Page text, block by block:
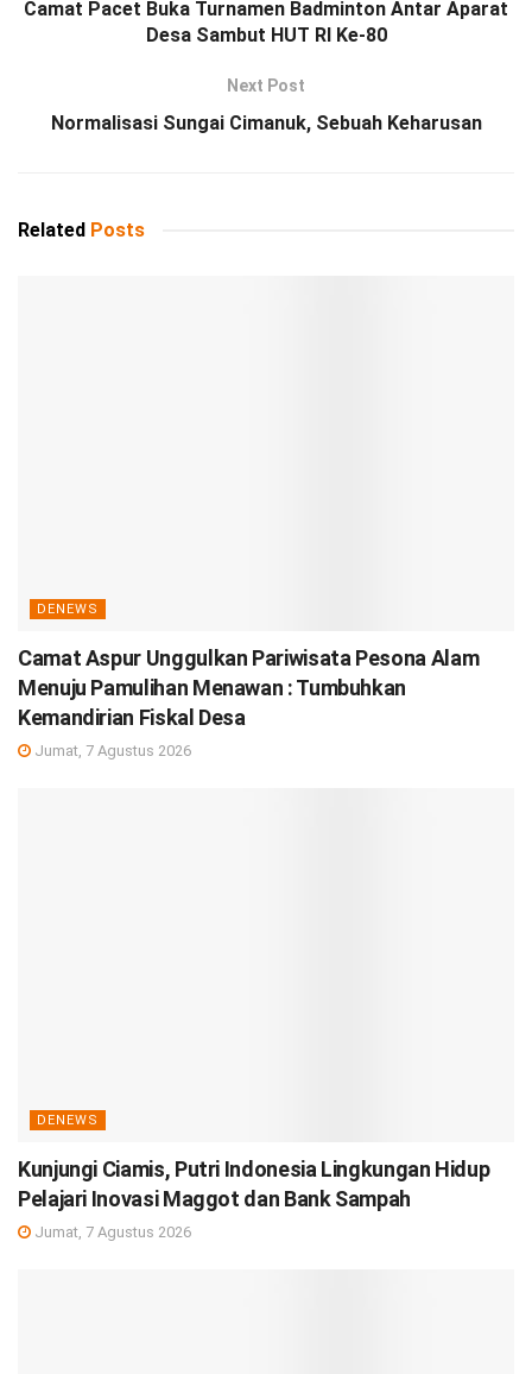
Camat Pacet Buka Turnamen Badminton Antar Aparat
Desa Sambut HUT RI Ke-80
Next Post
Normalisasi Sungai Cimanuk, Sebuah Keharusan
Related Posts
DENEWS
Camat Aspur Unggulkan Pariwisata Pesona Alam
Menuju Pamulihan Menawan : Tumbuhkan
Kemandirian Fiskal Desa
Jumat, 7 Agustus 2026
DENEWS
Kunjungi Ciamis, Putri Indonesia Lingkungan Hidup
Pelajari Inovasi Maggot dan Bank Sampah
Jumat, 7 Agustus 2026